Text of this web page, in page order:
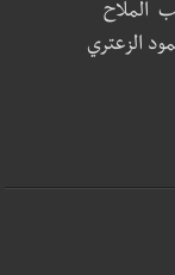
الملاح
الزعتري